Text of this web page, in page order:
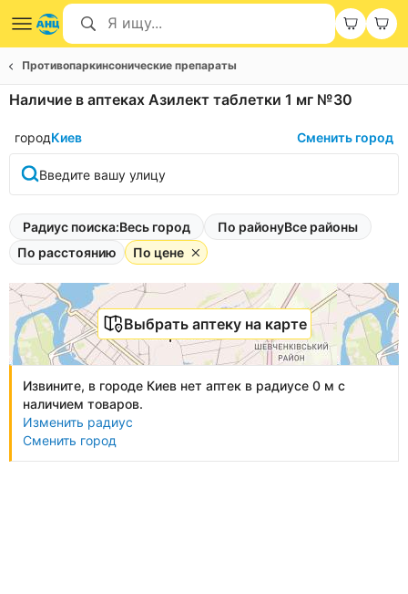
Противопаркинсонические препараты
Наличие в аптеках Азилект таблетки 1 мг №30
городКиев Сменить город
Введите вашу улицу
Радиус поиска:Весь город По районуВсе районы
По расстоянию
По цене
Выбрать аптеку на карте
Извините, в городе Киев нет аптек в радиусе 0 м с
наличием товаров.
Изменить радиус
Сменить город